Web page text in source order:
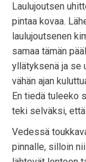
Laulujoutsen
pintaa kovaa.
laulujoutsenen
samaa tämän
yllätyksenä ja se
vähän ajan
En tiedä tuleeko
teki selväksi,
Vedessä
pinnalle, silloin